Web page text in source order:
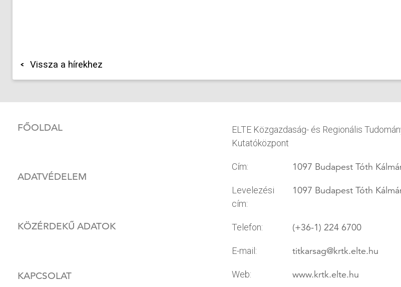
Vissza a hírekhez
FŐOLDAL
ADATVÉDELEM
KÖZÉRDEKŰ ADATOK
KAPCSOLAT
ELTE Közgazdaság- és Regionális
Kutatóközpont
Cím: 1097 Budapest Tóth
Levelezési
cím:
1097 Budapest Tóth
Telefon: (+36-1) 224 6700
E-mail: titkarsag@krtk.elte.hu
Web: www.krtk.elte.hu